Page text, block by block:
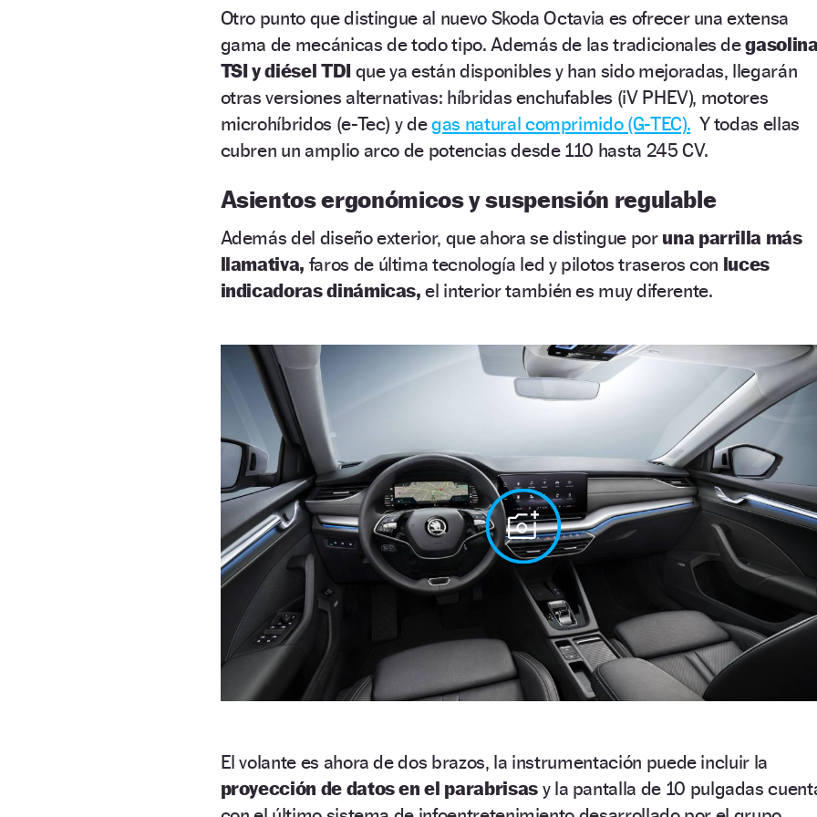
Otro punto que distingue al nuevo Skoda Octavia es ofrecer una extensa
gama de mecánicas de todo tipo. Además de las tradicionales de
TSI y diésel TDIque ya están disponibles y han sido mejoradas, llegarán
otras versiones alternativas: híbridas enchufables (iV PHEV), motores
microhíbridos (e-Tec) y degas natural comprimido (G-TEC). Y todas ellas
cubren un amplio arco de potencias desde 110 hasta 245 CV.
Asientos ergonómicos y suspensión regulable
Además del diseño exterior, que ahora se distingue por una parrilla más
llamativa, faros de última tecnología led y pilotos traseros con luces
indicadoras dinámicas, el interior también es muy diferente.
El volante es ahora de dos brazos, la instrumentación puede incluir la
proyección de datos en el parabrisasy la pantalla de 10 pulgadas